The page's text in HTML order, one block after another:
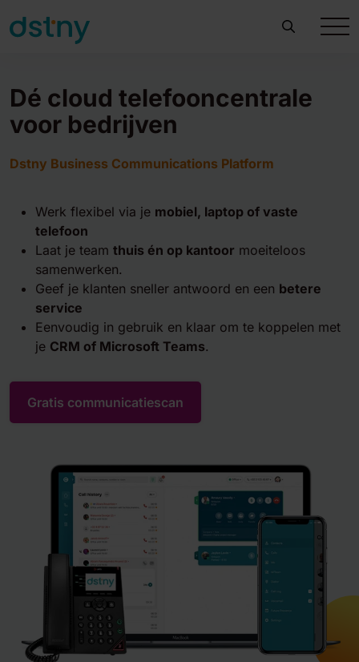
Dé cloud telefooncentrale
voor bedrijven
Dstny Business Communications Platform
Werk flexibel via je mobiel, laptop of vaste
telefoon
Laat je team thuis én op kantoor moeiteloos
samenwerken.
Geef je klanten sneller antwoord en een betere
service
Eenvoudig in gebruik en klaar om te koppelen met
je CRM of Microsoft Teams.
Gratis communicatiescan